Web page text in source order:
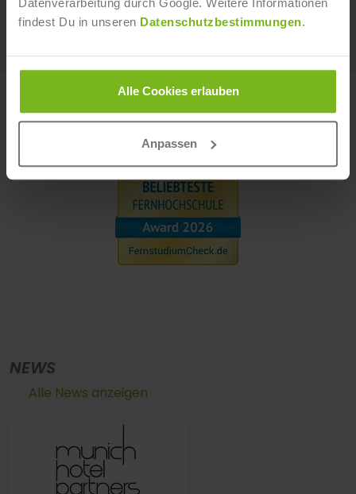
Datenverarbeitung durch Google. Weitere Informationen
findest Du in unseren Datenschutzbestimmungen.
Alle Cookies erlauben
Anpassen
JETZT OHNE RISIKO ANMELDEN
ZERTIFIZIERT & PRÄMIERT
NEWS
Alle News anzeigen